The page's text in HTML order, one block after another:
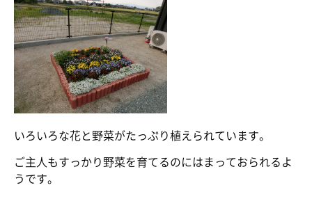
いろいろな花と野菜がたっぷり植えられています。
ご主人もすっかり野菜を育てるのにはまっておられるよ
うです。